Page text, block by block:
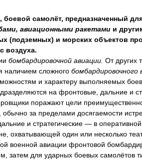
самолёт, предназначенный
авиационными ракетами и
(подземных) и морских объектов
с воздуха.
бомбардировочной авиации. От других
наличием сложного бомбардировочного
и характеру выполняемых
на фронтовые, дальние и
поражают цели
обычно за пределами досягаемости
и стратегические — в
охватывающей один или несколько
военной авиации фронтовой
затем для ударных боевых самолётов